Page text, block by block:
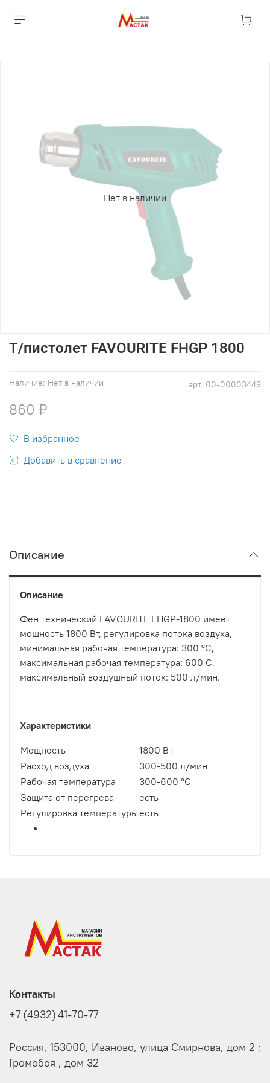
Нет в наличии
арт. 00-00003449
Наличие: Нет в наличии
Т/пистолет FAVOURITE FHGP 1800
860 ₽
В избранное
Добавить в сравнение
Описание
Описание
Фен технический FAVOURITE FHGP-1800 имеет
мощность 1800 Вт, регулировка потока воздуха,
минимальная рабочая температура: 300 °C,
максимальная рабочая температура: 600 C,
максимальный воздушный поток: 500 л/мин.
Характеристики
Мощность
1800 Вт
Расход воздуха
300-500 л/мин
Рабочая температура
300-600 °С
Защита от перегрева
есть
Регулировка температуры есть
Контакты
+7 (4932) 41-70-77
Россия, 153000, Иваново, улица Смирнова, дом 2 ;
Громобоя , дом 32